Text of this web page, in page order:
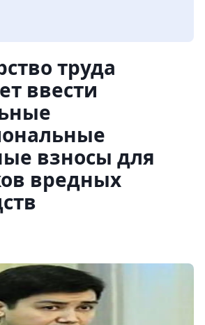
труда
ввести
взносы для
вредных